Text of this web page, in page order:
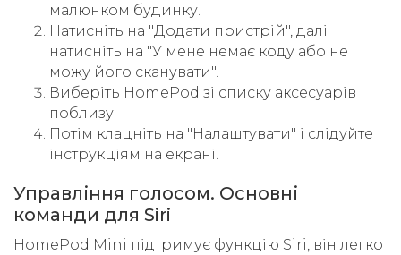
малюнком будинку.
Натисніть на "Додати пристрій", далі
натисніть на "У мене немає коду або не
можу його сканувати".
Виберіть HomePod зі списку аксесуарів
поблизу.
Потім клацніть на "Налаштувати" і слідуйте
інструкціям на екрані.
Управління голосом. Основні
команди для Siri
HomePod Mini підтримує функцію Siri, він легко